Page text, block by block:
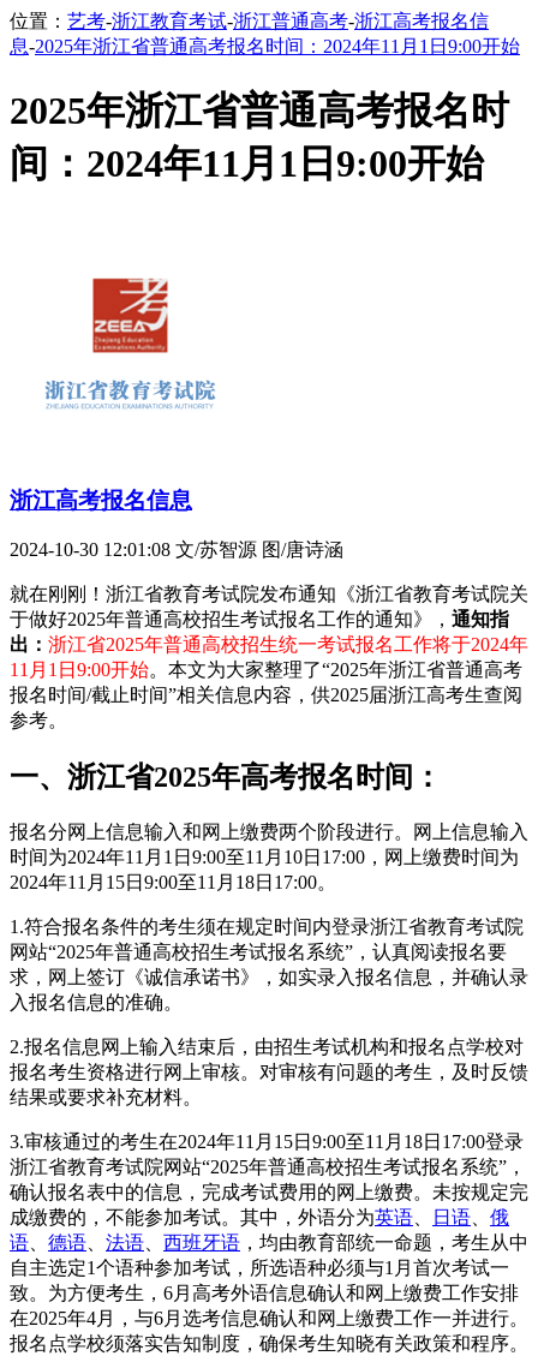
位置： 艺考-浙江教育考试-浙江普通高考-浙江高考报名信
息-2025年浙江省普通高考报名时间：2024年11月1日9:00开始
2025年浙江省普通高考报名时
间：2024年11月1日9:00开始
浙江高考报名信息
2024-10-30 12:01:08 文/苏智源 图/唐诗涵
就在刚刚！浙江省教育考试院发布通知《浙江省教育考试院关
于做好2025年普通高校招生考试报名工作的通知》， 通知指
出： 浙江省2025年普通高校招生统一考试报名工作将于2024年
11月1日9:00开始。本文为大家整理了“2025年浙江省普通高考
报名时间/截止时间”相关信息内容，供2025届浙江高考生查阅
参考。
一、浙江省2025年高考报名时间：
报名分网上信息输入和网上缴费两个阶段进行。网上信息输入
时间为2024年11月1日9:00至11月10日17:00，网上缴费时间为
2024年11月15日9:00至11月18日17:00。
1.符合报名条件的考生须在规定时间内登录浙江省教育考试院
网站“2025年普通高校招生考试报名系统”，认真阅读报名要
求，网上签订《诚信承诺书》，如实录入报名信息，并确认录
入报名信息的准确。
2.报名信息网上输入结束后，由招生考试机构和报名点学校对
报名考生资格进行网上审核。对审核有问题的考生，及时反馈
结果或要求补充材料。
3.审核通过的考生在2024年11月15日9:00至11月18日17:00登录
浙江省教育考试院网站“2025年普通高校招生考试报名系统”，
确认报名表中的信息，完成考试费用的网上缴费。未按规定完
成缴费的，不能参加考试。其中，外语分为英语 日语
俄
语
德语 法语 西班牙语 ，均由教育部统一命题，考生从中
自主选定1个语种参加考试，所选语种必须与1月首次考试一
致。为方便考生，6月高考外语信息确认和网上缴费工作安排
在2025年4月，与6月选考信息确认和网上缴费工作一并进行。
报名点学校须落实告知制度，确保考生知晓有关政策和程序。